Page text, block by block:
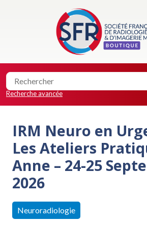
Accueil
Formations
Location de salle
Faire un don
0
Recherche avancée
IRM Neuro en
Les Ateliers
Anne – 24-25
2026
Neuroradiologie